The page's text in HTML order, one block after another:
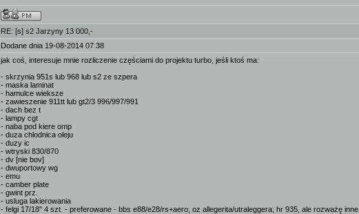
RE: [s] s2 Jarzyny 13 000,-
Dodane dnia 19-08-2014 07:38
jak coś, interesuje mnie rozliczenie częściami do projektu turbo, jeśli ktoś ma:
- skrzynia 951s lub 968 lub s2 ze szpera
- maska laminat
- hamulce wieksze
- zawieszenie 911tt lub gt2/3 996/997/991
- dach bez t
- lampy cgt
- naba pod kiere omp
- duza chlodnica oleju
- duzy ic
- wtryski 830/870
- dv [nie bov]
- dwuportowy wg
- emu
- camber plate
- gwint prz.
- usluga lakierowania
- felgi 17/18'' 4 szt. - preferowane - bbs e88/e28/rs+aero; oz allegerita/utraleggera; hr 935, ale rozważę inne